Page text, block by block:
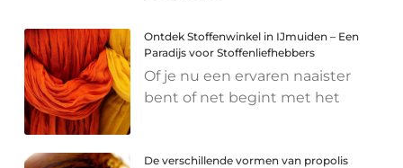
Ontdek Stoffenwinkel in IJmuiden – Een
Paradijs voor Stoffenliefhebbers
Of je nu een ervaren naaister
bent of net begint met het
De verschillende vormen van propolis